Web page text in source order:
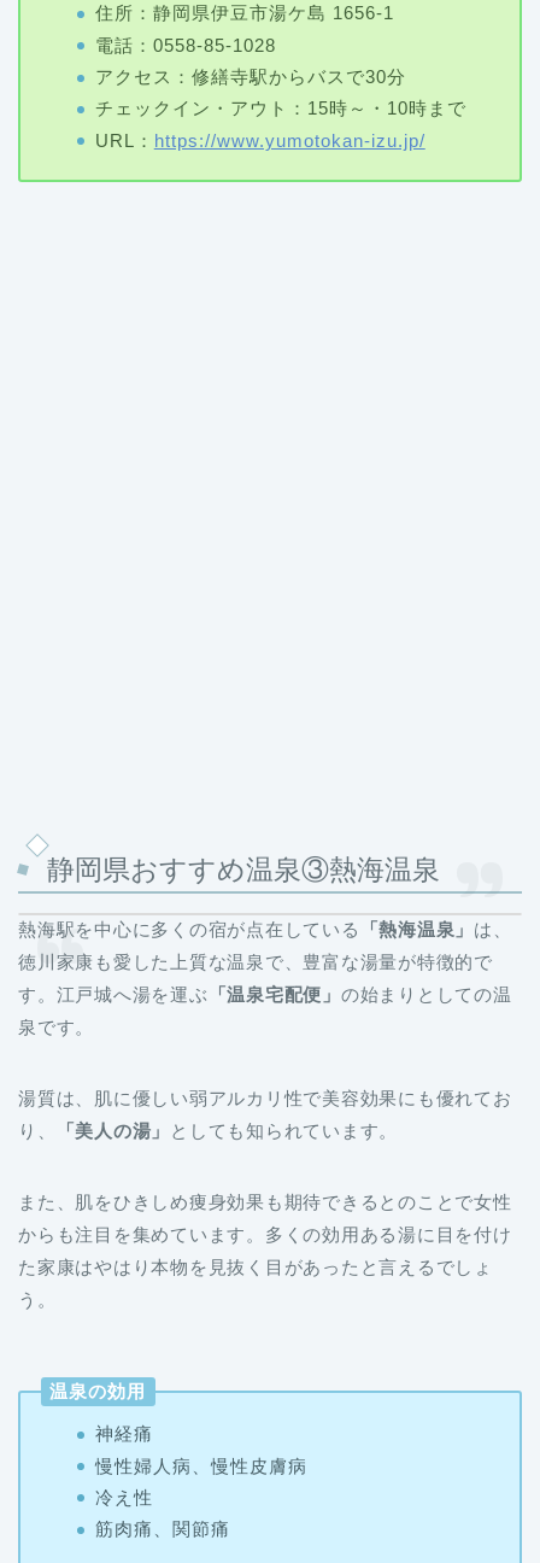
住所：静岡県伊豆市湯ケ島 1656-1
電話：0558-85-1028
アクセス：修繕寺駅からバスで30分
チェックイン・アウト：15時～・10時まで
URL： https://www.yumotokan-izu.jp/
静岡県おすすめ温泉③熱海温泉
熱海駅を中心に多くの宿が点在している 「熱海温泉」 は、
徳川家康も愛した上質な温泉で、豊富な湯量が特徴的で
す。江戸城へ湯を運ぶ 「温泉宅配便」 の始まりとしての温
泉です。
湯質は、肌に優しい弱アルカリ性で美容効果にも優れてお
り、
「美人の湯」 としても知られています。
また、肌をひきしめ痩身効果も期待できるとのことで女性
からも注目を集めています。多くの効用ある湯に目を付け
た家康はやはり本物を見抜く目があったと言えるでしょ
う。
温泉の効用
神経痛
慢性婦人病、慢性皮膚病
冷え性
筋肉痛、関節痛